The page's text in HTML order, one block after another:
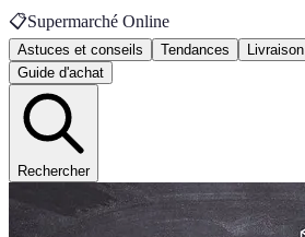
📋Supermarché Online
Astuces et conseils Tendances Livraison
Guide d'achat
Rechercher